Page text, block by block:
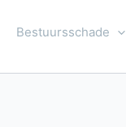
Bestuursschade